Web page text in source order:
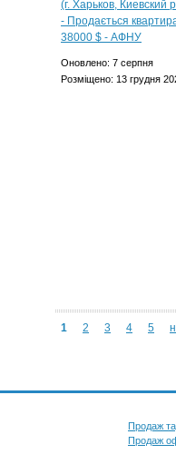
Оновлено: 7 серпня
Розміщено: 13 грудня
1 2 3 4 5
Продаж
Продаж